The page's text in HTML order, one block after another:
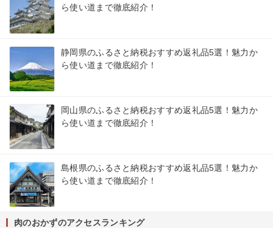
ら使い道まで徹底紹介！
静岡県のふるさと納税おすすめ返礼品5選！魅力か
ら使い道まで徹底紹介！
岡山県のふるさと納税おすすめ返礼品5選！魅力か
ら使い道まで徹底紹介！
島根県のふるさと納税おすすめ返礼品5選！魅力か
ら使い道まで徹底紹介！
肉のおかずのアクセスランキング